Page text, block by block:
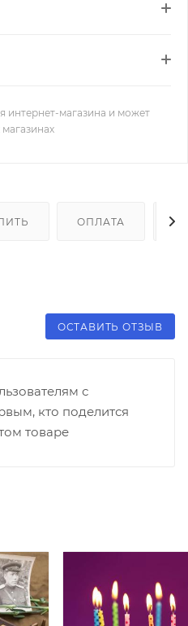
интернет-магазина и может
ОПЛАТА
ОСТАВИТЬ ОТЗЫВ
с
кто поделится
товаре